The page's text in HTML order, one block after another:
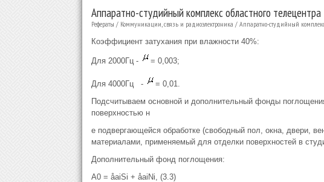
Аппаратно-студийный комплекс областного телецентра
Рефераты / Коммуникации, связь и радиоэлектроника / Аппаратно-студийный комплекс
Коэффициент затухания при влажности 40%:
Для 2000Гц - = 0,003;
Для 4000Гц -
= 0,01.
Подсчитываем основной и дополнительный фонды
поверхностью н
е подвергающейся обработке (свободный пол, окна, двери,
материалами, применяемый для отделки поверхностей в
Дополнительный фонд поглощения:
А0 = åaіSi + åaiNi, (3.3)